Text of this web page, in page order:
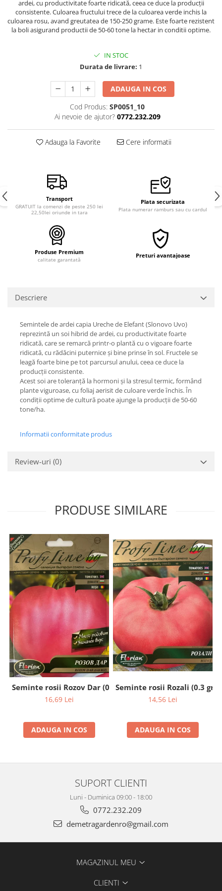
Semințe de Țelină
ardei, cu productivitate foarte ridicată, ceea ce duce la producții
consistente. Culoarea fructului trece de la culoarea verde inchis la
culoarea rosu, avand greutatea de 150-250 grame. Este foarte rezistent
la boli asigurand productii de 50-60 tone la hectar in conditii optime.
IN STOC
Durata de livrare: 1
ADAUGA IN COS
Cod Produs: SP0051_10
Ai nevoie de ajutor? 0772.232.209
Adauga la Favorite Cere informatii
Transport
GRATUIT la comenzi de peste 250 lei
22,50lei oriunde in tara
Plata securizata
Plata numerar ramburs sau cu cardul
Produse Premium
calitate garantată
Preturi avantajoase
Descriere
Semintele de ardei capia Ureche de Elefant (Slonovo Uvo)
reprezintă un soi hibrid de ardei, cu productivitate foarte
ridicată, care se remarcă printr-o plantă cu o vigoare foarte
ridicată, cu rădăcini puternice și bine prinse în sol. Fructele se
leagă foarte bine pe tot parcursul anului, ceea ce duce la
producții consistente.
Acest soi are toleranță la hormoni și la stresul termic, formând
plante viguroase, cu foliaj aerisit de culoare verde ȋnchis. În
condiții optime de cultură poate ajunge la producții de 50-60
tone/ha.
Informatii conformitate produs
Review-uri (0)
PRODUSE SIMILARE
Seminte rosii Rozov Dar (0.2 gr)
16,69 Lei
ADAUGA IN COS
Seminte rosii Rozali (0.3 gr)
14,56 Lei
ADAUGA IN COS
SUPORT CLIENTI
Luni - Duminica 09:00 - 18:00
0772.232.209
demetragardenro@gmail.com
MAGAZINUL MEU
CLIENTI